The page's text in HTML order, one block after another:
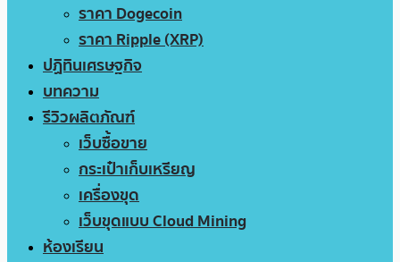
ราคา Dogecoin
ราคา Ripple (XRP)
ปฏิทินเศรษฐกิจ
บทความ
รีวิวผลิตภัณฑ์
เว็บซื้อขาย
กระเป๋าเก็บเหรียญ
เครื่องขุด
เว็บขุดแบบ Cloud Mining
ห้องเรียน